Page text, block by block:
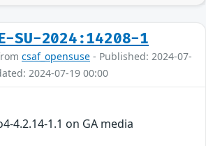
SU-2024:14208-1
csaf_opensuse - Published: 2024-07-
2024-07-19 00:00
4.2.14-1.1 on GA media